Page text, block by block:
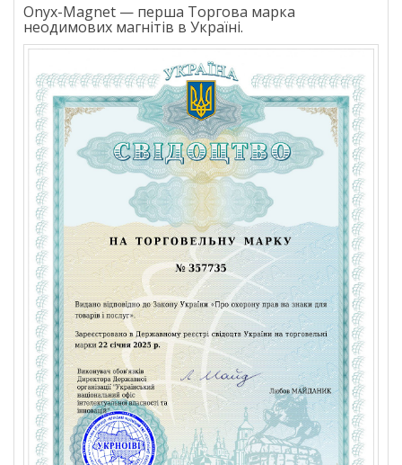
Onyx-Magnet — перша Торгова марка
неодимових магнітів в Україні.